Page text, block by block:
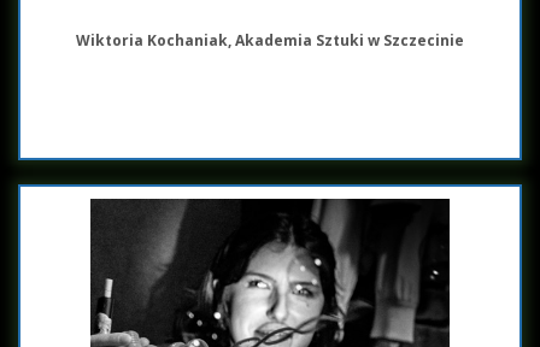
Wiktoria Kochaniak, Akademia Sztuki w Szczecinie